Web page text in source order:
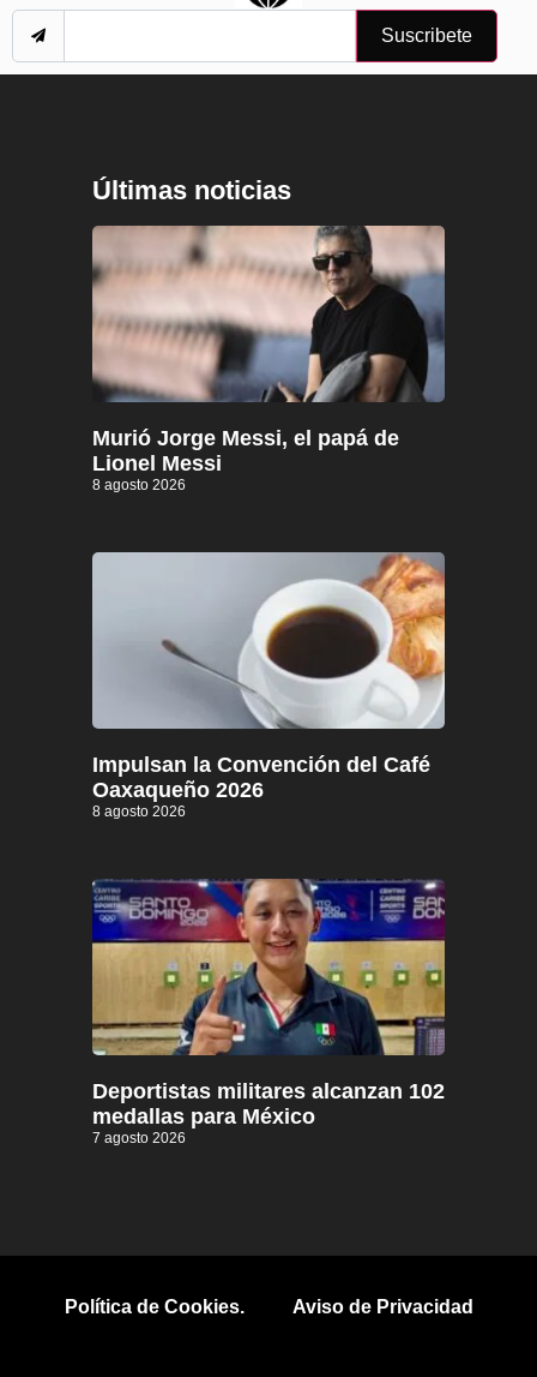
Suscribete
Últimas noticias
Murió Jorge Messi, el papá de
Lionel Messi
8 agosto 2026
Impulsan la Convención del Café
Oaxaqueño 2026
8 agosto 2026
Deportistas militares alcanzan 102
medallas para México
7 agosto 2026
Política de Cookies. Aviso de Privacidad